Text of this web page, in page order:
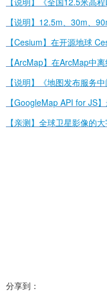
【说明】12.5m、30m、
【Cesium】在开源地球
【ArcMap】在ArcMap中
【说明】《地图发布服务
【GoogleMap API for JS
【亲测】全球卫星影像的
分享到：